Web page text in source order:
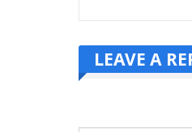
LEAVE A